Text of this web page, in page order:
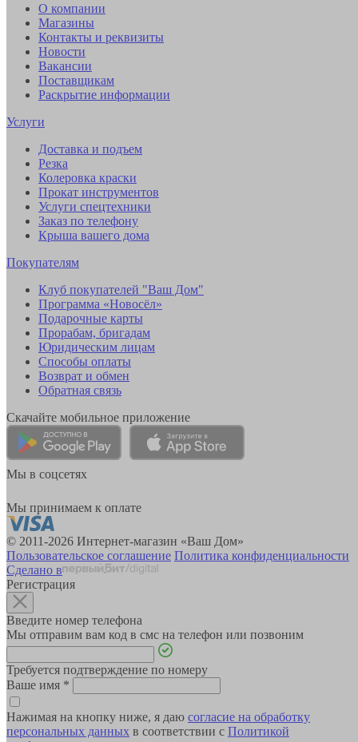
О компании
Магазины
Контакты и реквизиты
Новости
Вакансии
Поставщикам
Раскрытие информации
Услуги
Доставка и подъем
Резка
Колеровка краски
Прокат инструментов
Услуги спецтехники
Заказ по телефону
Крыша вашего дома
Покупателям
Клуб покупателей "Ваш Дом"
Программа «Новосёл»
Подарочные карты
Прорабам, бригадам
Юридическим лицам
Способы оплаты
Возврат и обмен
Обратная связь
Скачайте мобильное приложение
Мы в соцсетях
Мы принимаем к оплате
© 2011-2026 Интернет-магазин «Ваш Дом»
Пользовательское соглашение Политика конфиденциальности
Сделано в
Регистрация
Введите номер телефона
Мы отправим вам код в смс на телефон или позвоним
Требуется подтверждение по номеру
Ваше имя *
Нажимая на кнопку ниже, я даю согласие на обработку
персональных данных в соответствии с Политикой